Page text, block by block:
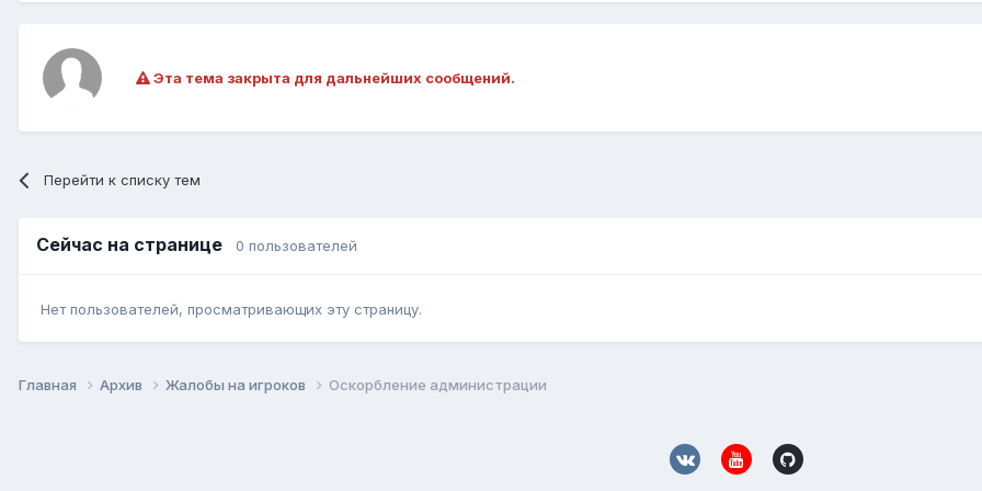
Эта тема закрыта для дальнейших сообщений.
Перейти к списку тем
Сейчас на странице 0 пользователей
Нет пользователей, просматривающих эту страницу.
Главная Архив Жалобы на игроков Оскорбление администрации